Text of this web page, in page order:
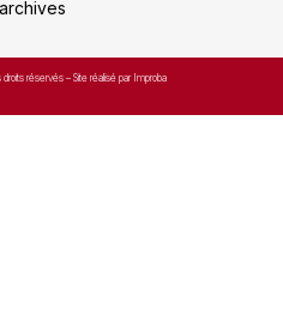
droits réservés – Site réalisé par Improba